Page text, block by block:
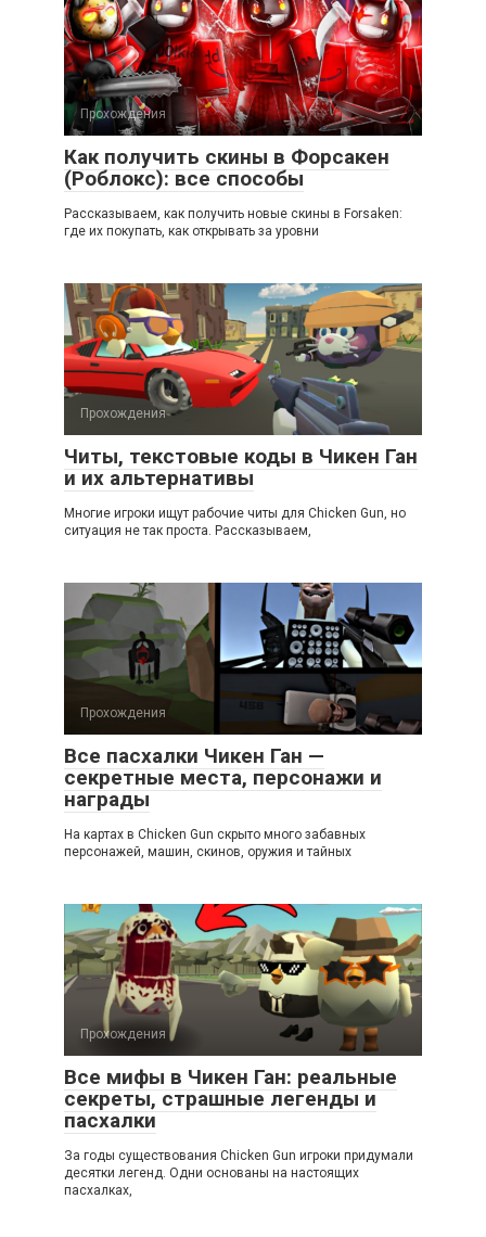
Прохождения
Как получить скины в Форсакен
(Роблокс): все способы
Рассказываем, как получить новые скины в Forsaken:
где их покупать, как открывать за уровни
Прохождения
Читы, текстовые коды в Чикен Ган
и их альтернативы
Многие игроки ищут рабочие читы для Chicken Gun, но
ситуация не так проста. Рассказываем,
Прохождения
Все пасхалки Чикен Ган —
секретные места, персонажи и
награды
На картах в Chicken Gun скрыто много забавных
персонажей, машин, скинов, оружия и тайных
Прохождения
Все мифы в Чикен Ган: реальные
секреты, страшные легенды и
пасхалки
За годы существования Chicken Gun игроки придумали
десятки легенд. Одни основаны на настоящих
пасхалках,